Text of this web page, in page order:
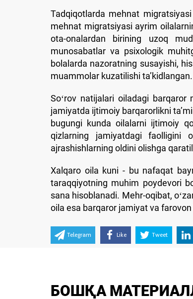
Tadqiqotlarda mehnat
mehnat migratsiyasi ayrim
ota-onalardan birining uzoq
munosabatlar va psixologik
bolalarda nazoratning susayishi,
muammolar kuzatilishi taʼkidlangan.
Soʻrov natijalari oiladagi barqaror
jamiyatda ijtimoiy barqarorlikni
bugungi kunda oilalarni ijtimoiy
qizlarning jamiyatdagi faolligini
ajrashishlarning oldini olishga
Xalqaro oila kuni - bu nafaqat
taraqqiyotning muhim poydevori
sana hisoblanadi. Mehr-oqibat,
oila esa barqaror jamiyat va
Telegram Like Tweet
БОШҚА